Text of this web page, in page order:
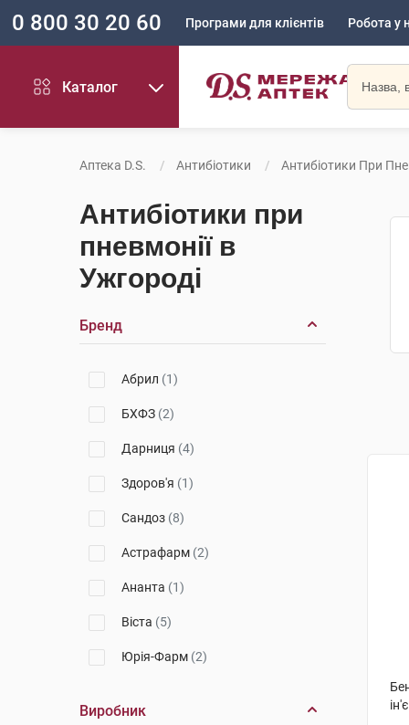
0 800 30 20 60 Програми для клієнтів Робота у
Каталог
Аптека D.S. Антибіотики Антибіотики При
Антибіотики при
пневмонії в
Ужгороді
Бренд
Абрил (1)
БХФЗ (2)
Дарниця (4)
Здоров'я (1)
Сандоз (8)
Астрафарм (2)
Ананта (1)
Віста (5)
Юрія-Фарм (2)
Виробник